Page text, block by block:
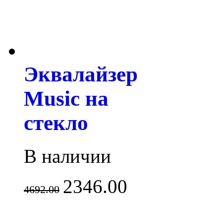
Эквалайзер
Music на
стекло
В наличии
4692.00 2346.00